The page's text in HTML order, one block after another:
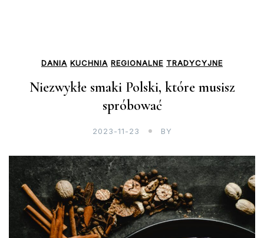
DANIA KUCHNIA REGIONALNE TRADYCYJNE
Niezwykłe smaki Polski, które musisz
spróbować
2023-11-23 BY